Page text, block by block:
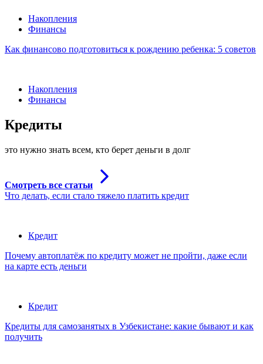
Накопления
Финансы
Как финансово подготовиться к рождению ребенка: 5 советов
Накопления
Финансы
Кредиты
это нужно знать всем, кто берет деньги в долг
Смотреть все статьи
Что делать, если стало тяжело платить кредит
Кредит
Почему автоплатёж по кредиту может не пройти, даже если
на карте есть деньги
Кредит
Кредиты для самозанятых в Узбекистане: какие бывают и как
получить